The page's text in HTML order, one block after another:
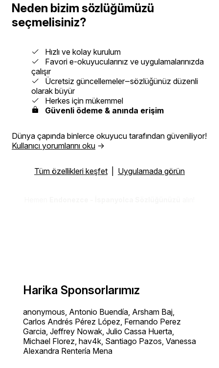
Neden bizim sözlüğümüzü
seçmelisiniz?
Hızlı ve kolay kurulum
Favori e-okuyucularınız ve uygulamalarınızda
çalışır
Ücretsiz güncellemeler‒sözlüğünüz düzenli
olarak büyür
Herkes için mükemmel
Güvenli ödeme & anında erişim
Dünya çapında binlerce okuyucu tarafından güveniliyor!
Kullanıcı yorumlarını oku →
Tüm özellikleri keşfet Uygulamada görün
Harika Sponsorlarımız
anonymous, Antonio Buendía, Arsham Baj,
Carlos Andrés Pérez López, Fernando Perez
Garcia, Jeffrey Nowak, Julio Cassa Huerta,
Michael Florez, hav4k, Santiago Pazos, Vanessa
Alexandra Rentería Mena